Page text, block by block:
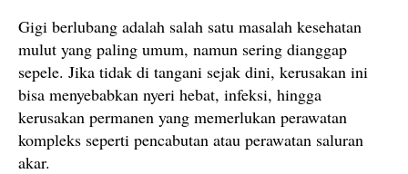
Gigi berlubang adalah salah satu masalah kesehatan
mulut yang paling umum, namun sering dianggap
sepele. Jika tidak di tangani sejak dini, kerusakan ini
bisa menyebabkan nyeri hebat, infeksi, hingga
kerusakan permanen yang memerlukan perawatan
kompleks seperti pencabutan atau perawatan saluran
akar.